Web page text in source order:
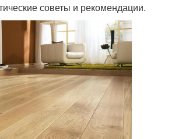
советы и рекомендации.